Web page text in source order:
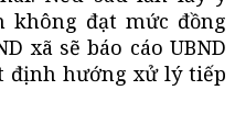
đạt mức đồng
xã sẽ báo cáo UBND
định hướng xử lý tiếp